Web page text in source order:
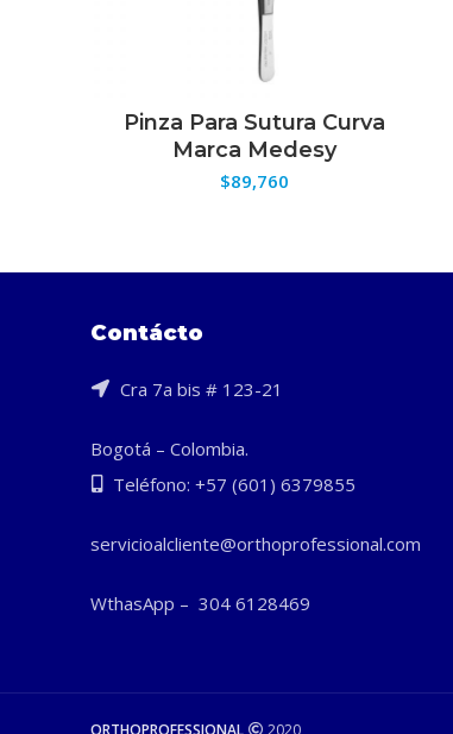
SELECCIONAR OPCIONES
Pinza Para Sutura Curva
Marca Medesy
$89,760
Contácto
Cra 7a bis # 123-21
Bogotá – Colombia.
Teléfono: +57 (601) 6379855
servicioalcliente@orthoprofessional.com
WthasApp – 304 6128469
ORTHOPROFESSIONAL 2020